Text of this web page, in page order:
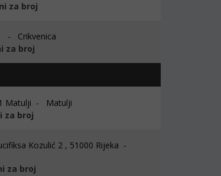
za broj
- Crikvenica
za broj
Matulji - Matulji
za broj
Kozulić 2 , 51000 Rijeka -
za broj